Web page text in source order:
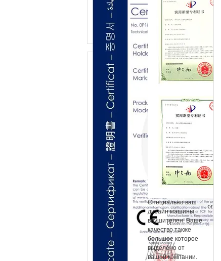
Специально ваш
дизайн машины
внушителен. Ваше
качество также
большое которое
выделено от
вашей компании.